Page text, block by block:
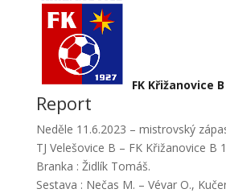
FK Křižanovice B
Report
Neděle 11.6.2023 – mistrovský
TJ Velešovice B – FK Křižanovice B
Branka : Židlík Tomáš.
Sestava : Nečas M. – Vévar O.,